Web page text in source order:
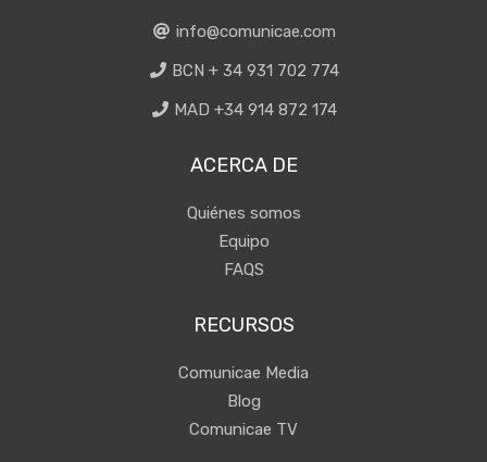
info@comunicae.com
BCN + 34 931 702 774
MAD +34 914 872 174
ACERCA DE
Quiénes somos
Equipo
FAQS
RECURSOS
Comunicae Media
Blog
Comunicae TV